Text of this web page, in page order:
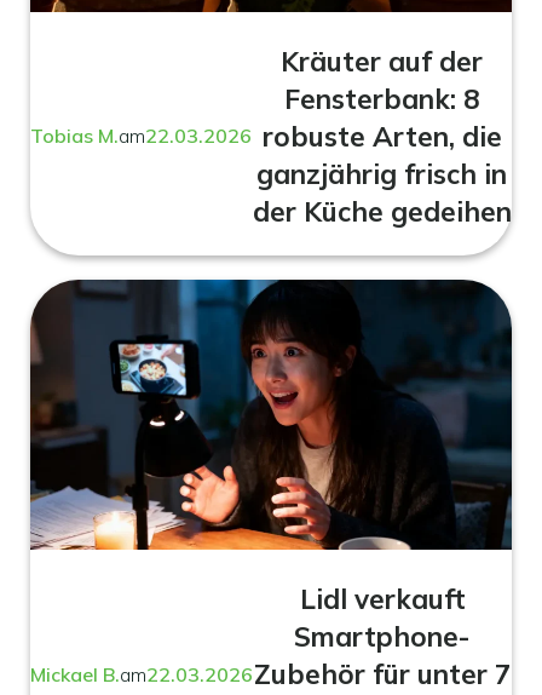
Tobias M.am22.03.2026
Kräuter auf der
Fensterbank: 8
robuste Arten, die
ganzjährig frisch in
der Küche gedeihen
Mickael B.am22.03.2026
Lidl verkauft
Smartphone-
Zubehör für unter 7